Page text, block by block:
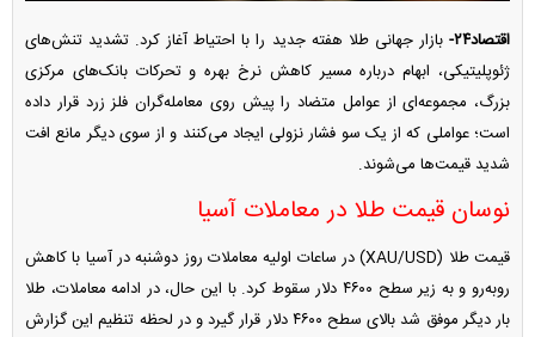
اقتصاد۲۴-
بازار جهانی طلا هفته جدید را با احتیاط آغاز کرد. تشدید تنش‌های
ژئوپلیتیکی، ابهام درباره مسیر کاهش نرخ بهره و تحرکات بانک‌های مرکزی
بزرگ، مجموعه‌ای از عوامل متضاد را پیش روی معامله‌گران فلز زرد قرار داده
است؛ عواملی که از یک سو فشار نزولی ایجاد می‌کنند و از سوی دیگر مانع افت
شدید قیمت‌ها می‌شوند.
نوسان قیمت طلا در معاملات آسیا
قیمت طلا (XAU/USD) در ساعات اولیه معاملات روز دوشنبه در آسیا با کاهش
رو‌به‌رو و به زیر سطح ۴۶۰۰ دلار سقوط کرد. با این حال، در ادامه معاملات، طلا
بار دیگر موفق شد بالای سطح ۴۶۰۰ دلار قرار گیرد و در لحظه تنظیم این گزارش